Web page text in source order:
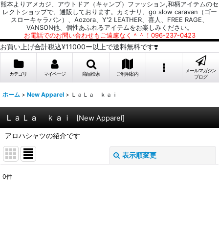
熊本よりアメカジ、アウトドア（キャンプ）ファッション,和柄アイテムのセ
レクトショップで、通販しております。カミナリ、go slow caravan（ゴー
スローキャラバン）、Aozora、Y'2 LEATHER、喜人、FREE RAGE、
VANSON他、個性あふれるアイテムをお楽しみください。
お電話でのお問い合わせもご遠慮なく＾＾！096-237-0423
お買い上げ合計税込¥11000ー以上で送料無料です❣️
カテゴリ マイページ 商品検索 ご利用案内
メールマガジン
ブログ
ホーム > New Apparel > ＬａＬａ ｋａｉ
ＬａＬａ ｋａｉ [New Apparel]
アロハシャツの紹介です
表示順変更
0件